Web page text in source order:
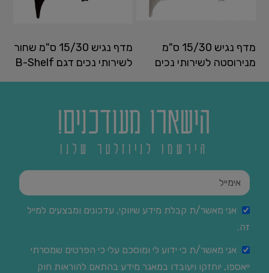
מדף נגיש 15/30 ס"מ
מנירוסטה לשירותי נכים
מדף נגיש 15/30 ס"מ שחור
לשירותי נכים דגם B-Shelf
הישארו מעודכנים!
הירשמו לניוזלטר שלנו
אני מאשר/ת קבלת מידע שיווקי, עדכונים ומבצעים למייל
זה.
אני מאשר/ת כי ידוע לי ומוסכם עלי כי הפרטים שמסרתי
ייאספו, יוחזקו ויעובדו במאגר מידע בהתאם להוראות חוק